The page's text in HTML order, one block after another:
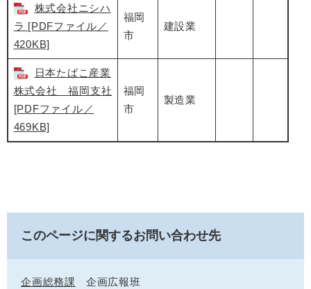
株式会社ニシハ
ラ [PDFファイル／
420KB]
福岡
市
建設業
日本たばこ産業
株式会社 福岡支社
[PDFファイル／
469KB]
福岡
市
製造業
このページに関するお問い合わせ先
企画総務課 企画広報班